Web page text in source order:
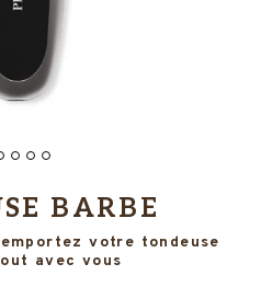
BARBE
votre tondeuse
avec vous